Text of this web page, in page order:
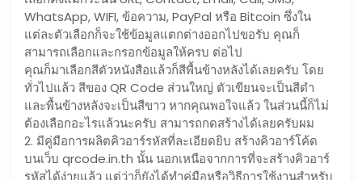
WhatsApp, WIFI, ข้อความ, PayPal หรือ Bitcoin ซึ่งใน
แต่ละตัวเลือกก็จะใช้ข้อมูลแตกต่างออกไปขอรับ คุณก็
สามารถเลือกและกรอกข้อมูลให้ครบ ต่อไป
คุณก็มาเลือกสีตัวหนังสือแล้วก็สีพื้นข้างหลังได้เลยครับ โดย
ทั่วไปแล้ว สีของ QR Code ส่วนใหญ่ ตัวเขียนจะเป็นสีดำ
และพื้นข้างหลังจะเป็นสีขาว หากคุณพอใจแล้ว ในส่วนนี้ก็ไม่
ต้องเลือกอะไรแล้วนะครับ สามารถกดสร้างได้เลยครับผม
2. มีคู่มือการผลิตคิวอาร์รหัสที่ละเอียดยิบ สร้างคิวอาร์โค้ด
บนเว็บ qrcode.in.th นั้น นอกเหนือจากการที่จะสร้างคิวอาร์
รหัสได้ง่ายแล้ว แต่ว่าก็ยังได้ทำคู่มือหรือวิธีการใช้งานสำหรับ